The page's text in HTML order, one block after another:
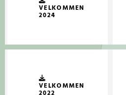
VELKOMMEN
2024
VELKOMMEN